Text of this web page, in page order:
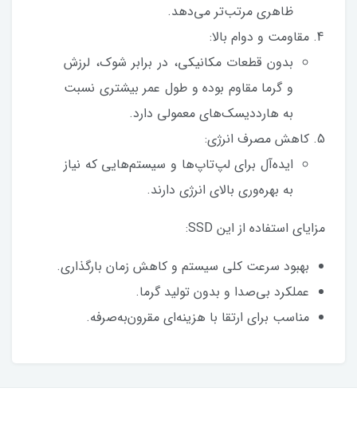
ظاهری مرتب‌تر می‌دهد.
مقاومت و دوام بالا:
بدون قطعات مکانیکی، در برابر شوک، لرزش
و گرما مقاوم بوده و طول عمر بیشتری نسبت
به هارددیسک‌های معمولی دارد.
کاهش مصرف انرژی:
ایده‌آل برای لپ‌تاپ‌ها و سیستم‌هایی که نیاز
به بهره‌وری بالای انرژی دارند.
مزایای استفاده از این SSD:
بهبود سرعت کلی سیستم و کاهش زمان بارگذاری.
عملکرد بی‌صدا و بدون تولید گرما.
مناسب برای ارتقا با هزینه‌ای مقرون‌به‌صرفه.